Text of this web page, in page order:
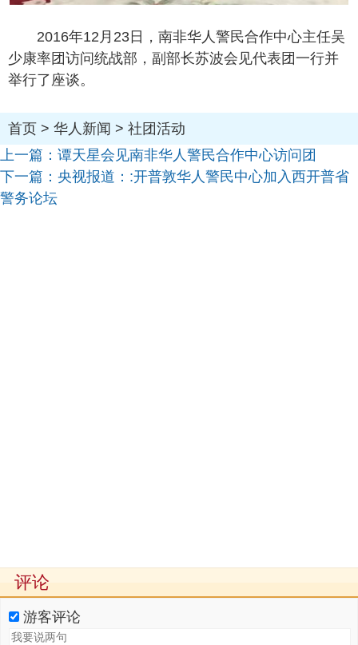
2016年12月23日，南非华人警民合作中心主任吴
少康率团访问统战部，副部长苏波会见代表团一行并
举行了座谈。
首页 > 华人新闻 > 社团活动
上一篇： 谭天星会见南非华人警民合作中心访问团
下一篇： 央视报道：:开普敦华人警民中心加入西开普省
警务论坛
评论
游客评论